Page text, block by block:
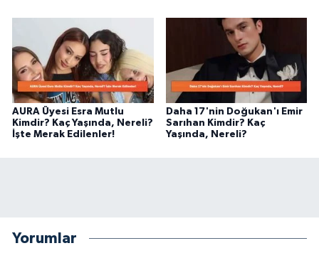
AURA Üyesi Esra Mutlu
Kimdir? Kaç Yaşında, Nereli?
İşte Merak Edilenler!
Daha 17'nin Doğukan'ı Emir
Sarıhan Kimdir? Kaç
Yaşında, Nereli?
Yorumlar